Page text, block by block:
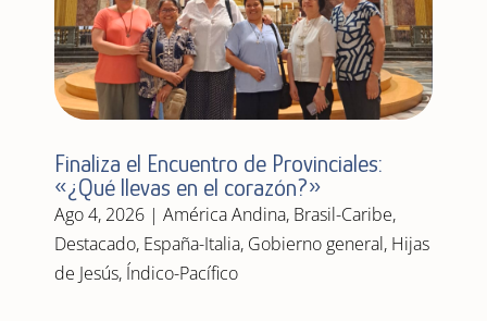
Finaliza el Encuentro de Provinciales:
«¿Qué llevas en el corazón?»
Ago 4, 2026| América Andina, Brasil-Caribe,
Destacado, España-Italia, Gobierno general, Hijas
de Jesús, Índico-Pacífico